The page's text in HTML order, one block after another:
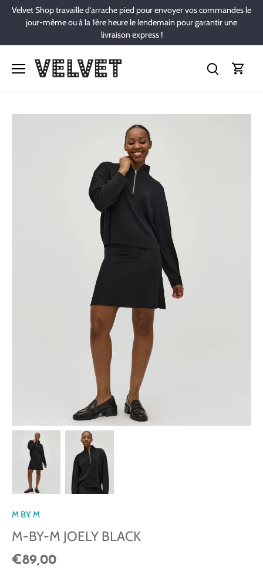
Passer
contenu
Velvet Shop travaille d’arrache pied pour envoyer vos commandes le
jour-même ou à la 1ère heure le lendemain pour garantir une
livraison express !
M BY M
M-BY-M JOELY BLACK
€89,00